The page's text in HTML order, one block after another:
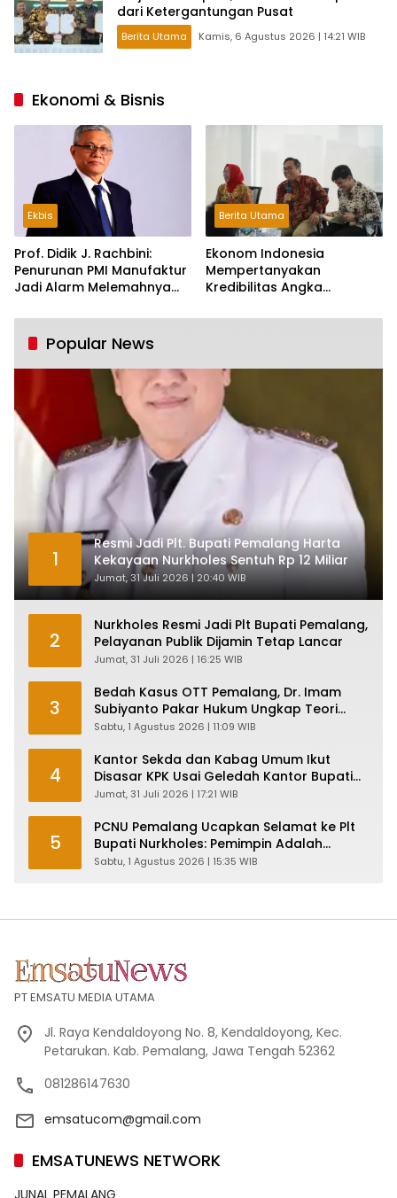
dari Ketergantungan Pusat
Berita Utama Kamis, 6 Agustus 2026 | 14:21 WIB
Ekonomi & Bisnis
Ekbis
Prof. Didik J. Rachbini:
Penurunan PMI Manufaktur
Jadi Alarm Melemahnya
Berita Utama
Ekonom Indonesia
Mempertanyakan
Kredibilitas Angka
Tumbuh Tapi Rapuh
Popular News
1
Resmi Jadi Plt. Bupati Pemalang Harta
Kekayaan Nurkholes Sentuh Rp 12 Miliar
Jumat, 31 Juli 2026 | 20:40 WIB
2
Nurkholes Resmi Jadi Plt Bupati Pemalang,
Pelayanan Publik Dijamin Tetap Lancar
Jumat, 31 Juli 2026 | 16:25 WIB
3
Bedah Kasus OTT Pemalang, Dr. Imam
Subiyanto Pakar Hukum Ungkap Teori
Penyertaan KPK
Sabtu, 1 Agustus 2026 | 11:09 WIB
4
Kantor Sekda dan Kabag Umum Ikut
Disasar KPK Usai Geledah Kantor Bupati
Pemalang
Jumat, 31 Juli 2026 | 17:21 WIB
5
PCNU Pemalang Ucapkan Selamat ke Plt
Bupati Nurkholes: Pemimpin Adalah
Pelayan Rakyat!
Sabtu, 1 Agustus 2026 | 15:35 WIB
PT EMSATU MEDIA UTAMA
Jl. Raya Kendaldoyong No. 8, Kendaldoyong, Kec.
Petarukan. Kab. Pemalang, Jawa Tengah 52362
081286147630
emsatucom@gmail.com
EMSATUNEWS NETWORK